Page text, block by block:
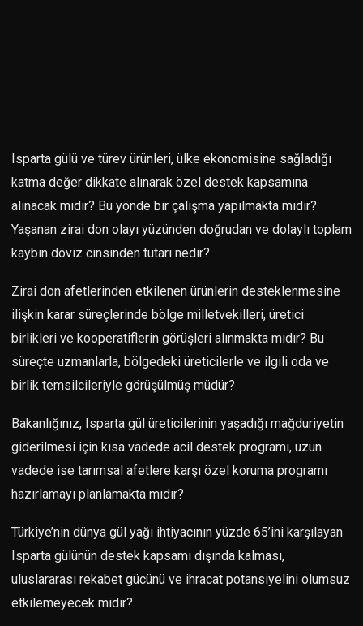
Isparta gülü ve türev ürünleri, ülke ekonomisine sağladığı
katma değer dikkate alınarak özel destek kapsamına
alınacak mıdır? Bu yönde bir çalışma yapılmakta mıdır?
Yaşanan zirai don olayı yüzünden doğrudan ve dolaylı toplam
kaybın döviz cinsinden tutarı nedir?
Zirai don afetlerinden etkilenen ürünlerin desteklenmesine
ilişkin karar süreçlerinde bölge milletvekilleri, üretici
birlikleri ve kooperatiflerin görüşleri alınmakta mıdır? Bu
süreçte uzmanlarla, bölgedeki üreticilerle ve ilgili oda ve
birlik temsilcileriyle görüşülmüş müdür?
Bakanlığınız, Isparta gül üreticilerinin yaşadığı mağduriyetin
giderilmesi için kısa vadede acil destek programı, uzun
vadede ise tarımsal afetlere karşı özel koruma programı
hazırlamayı planlamakta mıdır?
Türkiye’nin dünya gül yağı ihtiyacının yüzde 65’ini karşılayan
Isparta gülünün destek kapsamı dışında kalması,
uluslararası rekabet gücünü ve ihracat potansiyelini olumsuz
etkilemeyecek midir?